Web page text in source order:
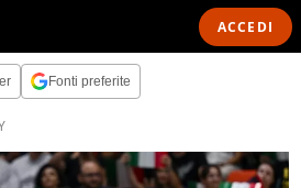
ACCEDI
Fonti preferite